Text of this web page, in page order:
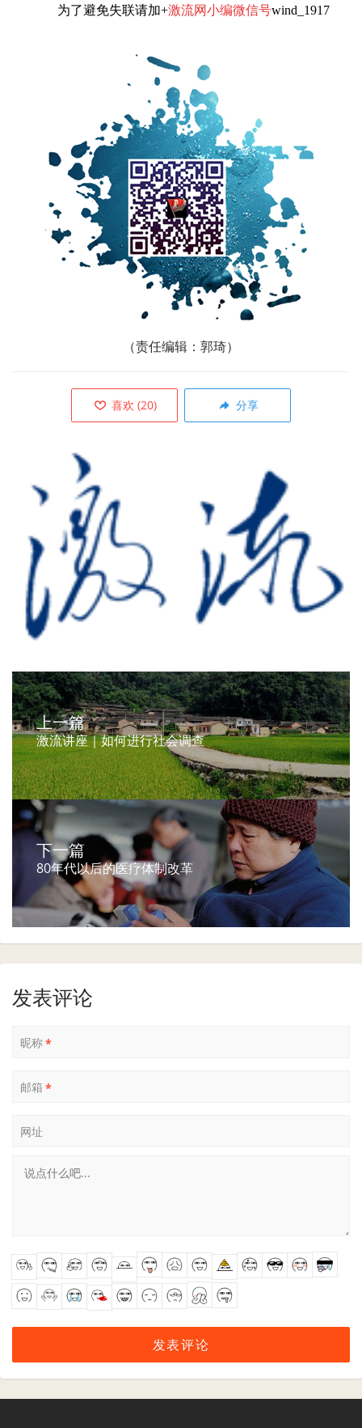
为了避免失联请加+激流网小编微信号wind_1917
（责任编辑：郭琦）
喜欢 (20) 分享
上一篇
激流讲座｜如何进行社会调查
下一篇
80年代以后的医疗体制改革
发表评论
昵称*
邮箱 *
网址